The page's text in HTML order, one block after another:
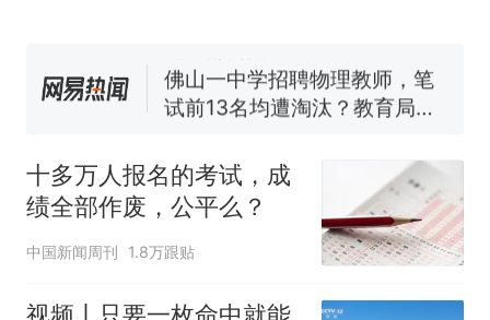
佛山一中学招聘物理教师，笔
试前13名均遭淘汰？教育局：
核查
全部作废，公平么？
十多万人报名的考试，成
绩全部作废，公平么？
中国新闻周刊 1.8万跟贴
视频丨只要一枚命中就能